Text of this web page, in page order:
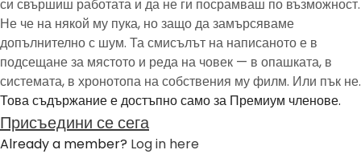
си свършиш работата и да не ги посрамваш по възможност.
Не че на някой му пука, но защо да замърсяваме
допълнително с шум. Та смисълът на написаното е в
подсещане за мястото и реда на човек — в опашката, в
системата, в хронотопа на собствения му филм. Или пък не.
Това съдържание е достъпно само за Премиум членове.
Присъедини се сега
Already a member? Log in here